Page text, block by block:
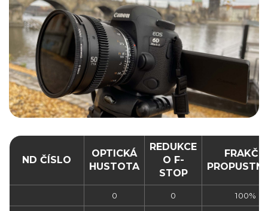
ND ČÍSLO
OPTICKÁ
HUSTOTA
REDUKCE
O F-
STOP
FRAKČNÍ
0 0 100%